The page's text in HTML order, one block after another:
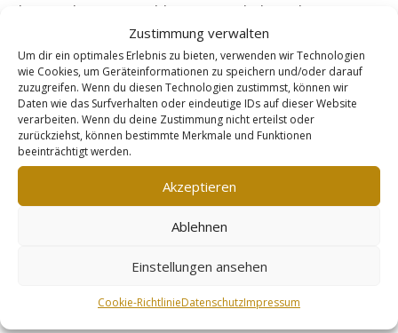
Zustimmung verwalten
Um dir ein optimales Erlebnis zu bieten, verwenden wir Technologien
wie Cookies, um Geräteinformationen zu speichern und/oder darauf
zuzugreifen. Wenn du diesen Technologien zustimmst, können wir
Daten wie das Surfverhalten oder eindeutige IDs auf dieser Website
verarbeiten. Wenn du deine Zustimmung nicht erteilst oder
zurückziehst, können bestimmte Merkmale und Funktionen
beeinträchtigt werden.
Akzeptieren
Ablehnen
Einstellungen ansehen
Cookie-RichtlinieDatenschutzImpressum
Ihre Webseite wird kontinuierlich verbessert
und bleibt aktuell. Kalkulierbare Ausgaben:
Monatlicher Festpreis ohne Zusatzkosten. Wie
unsere Lösung Kunden den entscheidenden
Vorteil bringt. Unsere Webseiten bieten großen
Mehrwert für Firmen, die auf Reichweite
angewiesen sind, wie etwa: Anwälte: Sorgen Sie
dafür, dass Mandanten Sie in ganz Deutschland
finden können. Architekten: Überzeugen Sie
Unternehmen und Privatkunden sichtbar